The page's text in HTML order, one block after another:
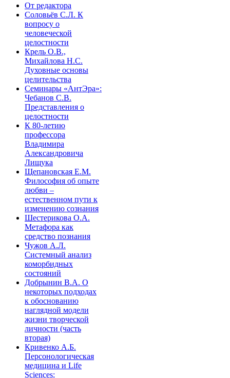
От редактора
Соловьёв С.Л. К
вопросу о
человеческой
целостности
Крель О.В.,
Михайлова Н.С.
Духовные основы
целительства
Семинары «АнтЭра»:
Чебанов С.В.
Представления о
целостности
К 80-летию
профессора
Владимира
Александровича
Лищука
Щепановская Е.М.
Философия об опыте
любви –
естественном пути к
изменению сознания
Шестерикова О.А.
Метафора как
средство познания
Чужов А.Л.
Системный анализ
коморбидных
состояний
Добрынин В.А. О
некоторых подходах
к обоснованию
наглядной модели
жизни творческой
личности (часть
вторая)
Кривенко А.Б.
Персонологическая
медицина и Life
Sciences: